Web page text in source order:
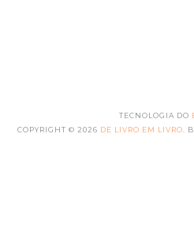
TECNOLOGIA DO
COPYRIGHT © 2026 DE LIVRO EM LIVRO .